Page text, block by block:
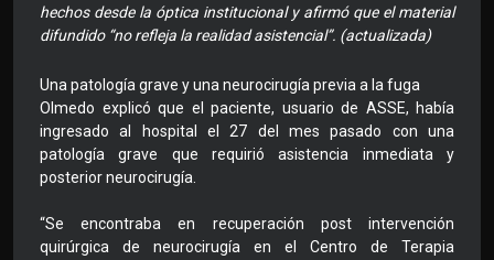
hechos desde la óptica institucional y afirmó que el material
difundido “no refleja la realidad asistencial”. (actualizada)
Una patología grave y una neurocirugía previa a la fuga
Olmedo explicó que el paciente, usuario de ASSE, había
ingresado al hospital el 27 del mes pasado con una
patología grave que requirió asistencia inmediata y
posterior neurocirugía.
“Se encontraba en recuperación post intervención
quirúrgica de neurocirugía en el Centro de Terapia